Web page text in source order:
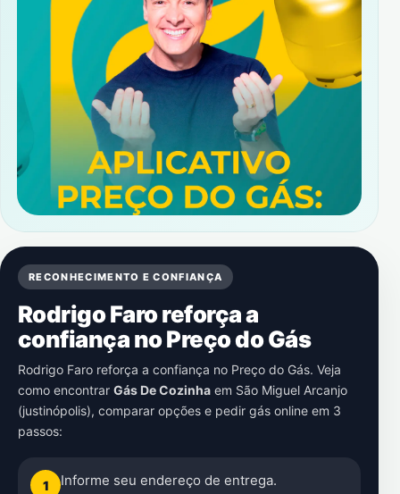
RECONHECIMENTO E CONFIANÇA
Rodrigo Faro reforça a
confiança no Preço do Gás
Rodrigo Faro reforça a confiança no Preço do Gás. Veja
como encontrar Gás De Cozinha em São Miguel Arcanjo
(justinópolis), comparar opções e pedir gás online em 3
passos:
1 Informe seu endereço de entrega.